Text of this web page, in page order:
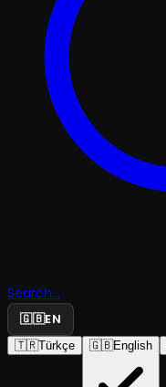
Search...
🇬🇧EN
🇹🇷Türkçe 🇬🇧English